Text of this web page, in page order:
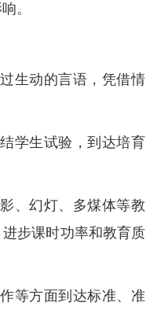
。
生动的言语，凭借情
学生试验，到达培育
、幻灯、多煤体等教
步课时功率和教育质
等方面到达标准、准